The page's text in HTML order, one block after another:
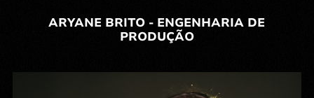
ARYANE BRITO - ENGENHARIA DE
PRODUÇÃO